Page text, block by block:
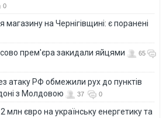
0
магазину на Чернігівщині: є поранені
прем'єра закидали яйцями
65
атаку РФ обмежили рух до пунктів
з Молдовою
37 0
млн євро на українську енергетику та